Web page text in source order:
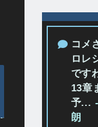
コメ
ロレ
です
13章
予...
朗